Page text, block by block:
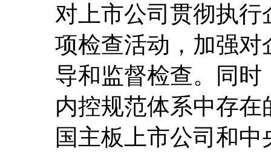
对上市公司贯彻执
项检查活动，加强
导和监督检查。同
内控规范体系中存在
国主板上市公司和